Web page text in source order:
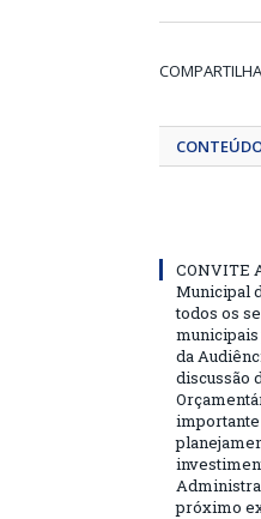
CONVITE
Municipal
todos os
da
discussão
próximo